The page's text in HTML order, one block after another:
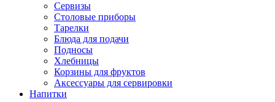
Сервизы
Столовые приборы
Тарелки
Блюда для подачи
Подносы
Хлебницы
Корзины для фруктов
Аксессуары для сервировки
Напитки